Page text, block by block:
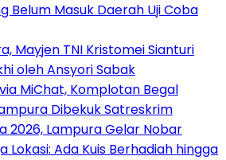
Belum Masuk Daerah Uji Coba
Mayjen TNI Kristomei Sianturi
oleh Ansyori Sabak
MiChat, Komplotan Begal
Dibekuk Satreskrim
2026, Lampura Gelar Nobar
Lokasi: Ada Kuis Berhadiah hingga